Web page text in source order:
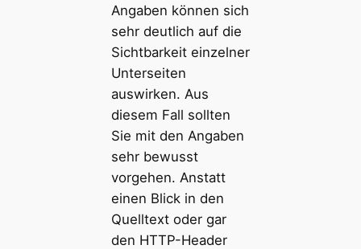
Angaben können sich
sehr deutlich auf die
Sichtbarkeit einzelner
Unterseiten
auswirken. Aus
diesem Fall sollten
Sie mit den Angaben
sehr bewusst
vorgehen. Anstatt
einen Blick in den
Quelltext oder gar
den HTTP-Header